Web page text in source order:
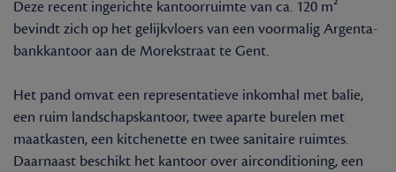
Deze recent ingerichte kantoorruimte van ca. 120 m²
bevindt zich op het gelijkvloers van een voormalig Argenta-
bankkantoor aan de Morekstraat te Gent.
Het pand omvat een representatieve inkomhal met balie,
een ruim landschapskantoor, twee aparte burelen met
maatkasten, een kitchenette en twee sanitaire ruimtes.
Daarnaast beschikt het kantoor over airconditioning, een